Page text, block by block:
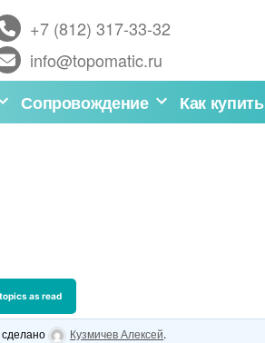
+7 (812) 317-33-32
info@topomatic.ru
Сопровождение Как купить
сделано Кузмичев Алексей.